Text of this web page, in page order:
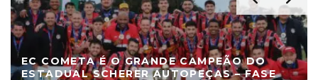
EC COMETA É O GRANDE CAMPEÃO DO
ESTADUAL SCHERER AUTOPEÇAS – FASE